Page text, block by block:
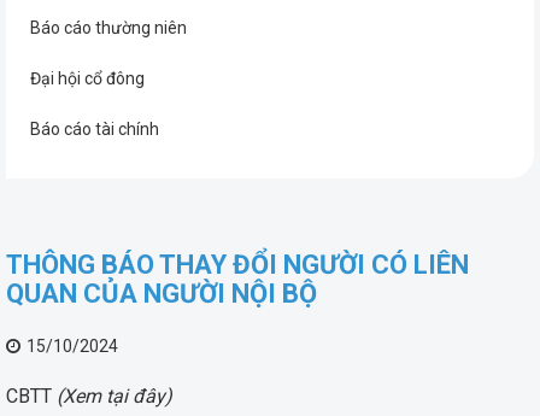
Báo cáo thường niên
Đại hội cổ đông
Báo cáo tài chính
THÔNG BÁO THAY ĐỔI NGƯỜI CÓ LIÊN
QUAN CỦA NGƯỜI NỘI BỘ
15/10/2024
CBTT (Xem tại đây)